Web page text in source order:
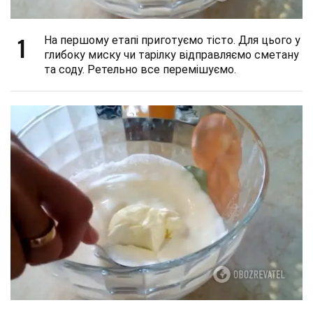
1
На першому етапі приготуємо тісто. Для цього у
глибоку миску чи тарілку відправляємо сметану
та соду. Ретельно все перемішуємо.